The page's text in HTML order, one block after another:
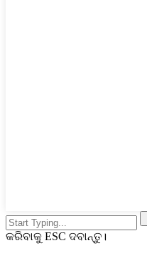
କରିବାକୁ ESC ଦବାନ୍ତୁ।